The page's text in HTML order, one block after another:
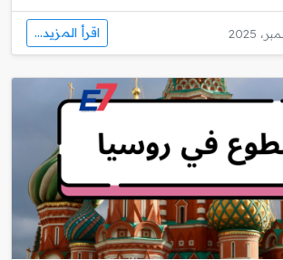
اقرأ المزيد...